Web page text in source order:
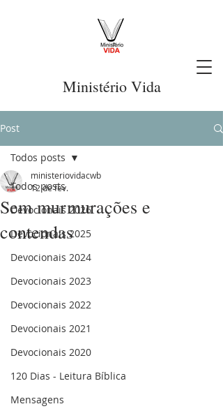
Ministério Vida
Post
Todos posts
Devocionais 2026
Devocionais 2025
Devocionais 2024
Devocionais 2023
Devocionais 2022
Devocionais 2021
Devocionais 2020
120 Dias - Leitura Bíblica
Mensagens
Todos posts
Sem murmurações e
contendas
ministeriovidacwb
12 de fev.